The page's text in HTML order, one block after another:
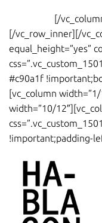
[/
[/vc_row_inner][/
equal_height=”yes”
#c90a1f
[vc_column
width=”10/
!important;padding-